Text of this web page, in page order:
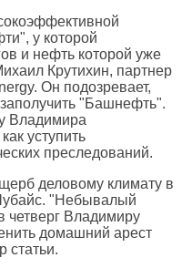
у которой
и нефть которой уже
Крутихин, партнер
Он подозревает,
"Башнефть".
Владимира
уступить
преследований.
деловому климату в
"Небывалый
Владимиру
домашний арест
статьи.